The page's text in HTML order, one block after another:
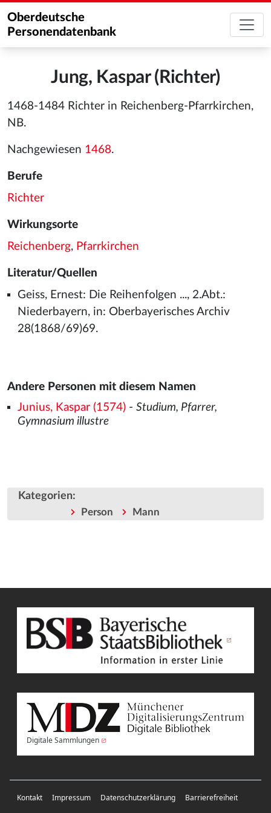
Oberdeutsche
Personendatenbank
Jung, Kaspar (Richter)
1468-1484 Richter in Reichenberg-Pfarrkirchen,
NB.
Nachgewiesen 1468.
Berufe
Richter
Wirkungsorte
Reichenberg, Pfarrkirchen
Literatur/Quellen
Geiss, Ernest: Die Reihenfolgen ..., 2.Abt.:
Niederbayern, in: Oberbayerisches Archiv
28(1868/69)69.
Andere Personen mit diesem Namen
Junius, Kaspar (1574)- Studium, Pfarrer,
Gymnasium illustre
Kategorien:
Person Mann
Digitale Sammlungen
Kontakt Impressum Datenschutzerklärung Barrierefreiheit